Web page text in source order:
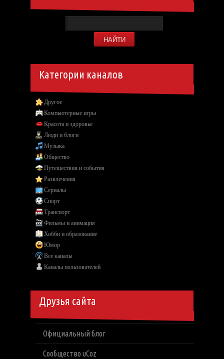
Категории каналов
Другое
Компьютерные игры
Красота и здоровье
Люди и блоги
Музыка
Общество
Путешествия и события
Развлечения
Сериалы
Спорт
Транспорт
Фильмы и анимация
Хобби и образование
Юмор
Все каналы
Каналы пользователей
Друзья сайта
Официальный блог
Сообщество uCoz